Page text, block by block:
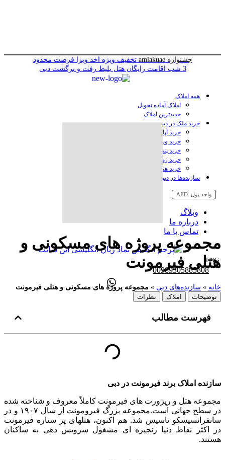
جشنواره amlakuae تخفیف ویژه اخذ ویزا فرصت محدود
3 شب اقامت رایگان هتل
بلیط رفت و برگشت دبی
همه املاک
املاک آماده تحویل
جدیدترین املاک
خرید ملک در دبی
خرید آپارتمان در دبی
خرید ویلا در دبی
خرید پنت هاوس در دبی
خرید زمین در دبی
خرید هتل در دبی
سازنده‌ها در دبی
واحد پول: AED
وبلاگ
درباره ما
تماس با ما
ENG
00989305885808
مجموعه پروژه های مسکونی و
هتلی فیرمونت​
خانه » سازنده‌های دبی » مجموعه پروژه های مسکونی و هتلی فیرمونت​
توضیحات
املاک نظرات
فهرست مطالب
سازنده املاک برند فیرمونت در دبی
مجموعه هتل و ریزورت های فیرمونت کاملاً معروف و شناخته شده
در سطح جهانی است.مجموعه بزرگ فیرومونت از سال ۱۹۰۷ و در
سانفرانسیسکو تاسیس شد. هم اکنون، هتلهای پر ستاره فیرمونت
در اکثر نقاط دنیا زنجیره ای مشغول سرویس دهی به ساکنان
هستند.